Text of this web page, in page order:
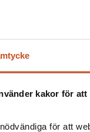
kakor för
för att